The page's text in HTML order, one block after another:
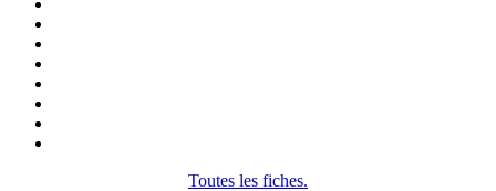
Toutes les fiches.